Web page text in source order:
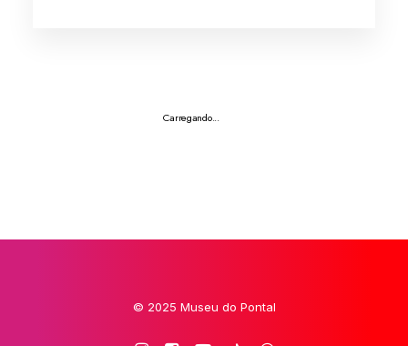
Carregando...
© 2025 Museu do Pontal